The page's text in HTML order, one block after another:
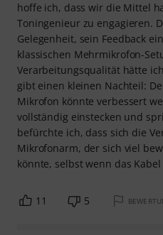
hoffe ich, dass wir die Mittel
Toningenieur zu engagieren.
Gelegenheit, sein Feedback
klassischen Mehrmikrofon-
Verarbeitungsqualität hätte
gibt einen kleinen Nachteil:
Mikrofon könnte verbessert
vollständig einstecken und
befürchte ich, dass sich die
Mikrofonarm, der sich viel
könnte, selbst wenn das
11 5